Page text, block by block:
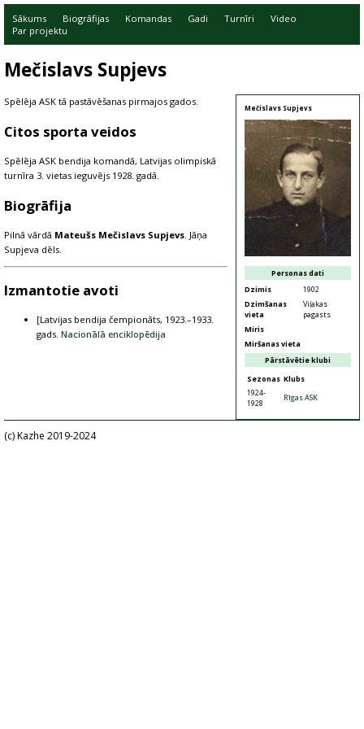
Sākums Biogrāfijas Komandas Gadi Turnīri
Video
Par projektu
Mečislavs Supjevs
Mečislavs Supjevs
Personas dati
Dzimis
1902
Dzimšanas
vieta
Viļakas
pagasts
Miris
Miršanas vieta
Pārstāvētie klubi
Sezonas Klubs
1924-
1928
Rīgas ASK
Spēlēja ASK tā pastāvēšanas pirmajos gados.
Citos sporta veidos
Spēlēja ASK bendija komandā, Latvijas olimpiskā
turnīra 3. vietas ieguvējs 1928. gadā.
Biogrāfija
Pilnā vārdā Mateušs Mečislavs Supjevs . Jāņa
Supjeva dēls.
Izmantotie avoti
[Latvijas bendija čempionāts, 1923.–1933.
gads. Nacionālā enciklopēdija
(c) Kazhe 2019-2024